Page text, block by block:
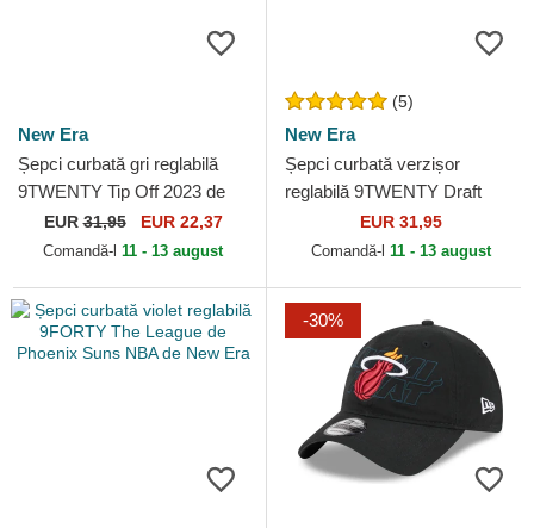
New Era
Șepci curbată gri reglabilă
9TWENTY Tip Off 2023 de
Los Angeles Lakers NBA de
New Era
EUR31,95 EUR 22,37
Comandă-l 11 - 13 august
(5)
New Era
Șepci curbată verzișor
reglabilă 9TWENTY Draft
Edition 2023 de Boston
Celtics NBA de New Era
EUR 31,95
Comandă-l 11 - 13 august
-30%